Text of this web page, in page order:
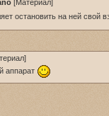
[Материал]
остановить на ней свой
]
аппарат